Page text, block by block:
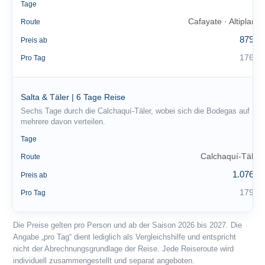
Tage
Route Cafayate · Altiplano
Preis ab 879 €
Pro Tag 176 €
Salta & Täler | 6 Tage Reise
Sechs Tage durch die Calchaquí-Täler, wobei sich die Bodegas auf
mehrere davon verteilen.
Tage
Route Calchaquí-Täler
Preis ab 1.076 €
Pro Tag 179 €
Die Preise gelten pro Person und ab der Saison 2026 bis 2027. Die
Angabe „pro Tag“ dient lediglich als Vergleichshilfe und entspricht
nicht der Abrechnungsgrundlage der Reise. Jede Reiseroute wird
individuell zusammengestellt und separat angeboten.